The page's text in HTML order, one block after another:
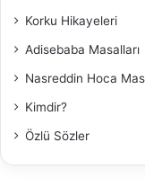
Korku Hikayeleri
Adisebaba Masalları
Nasreddin Hoca
Kimdir?
Özlü Sözler